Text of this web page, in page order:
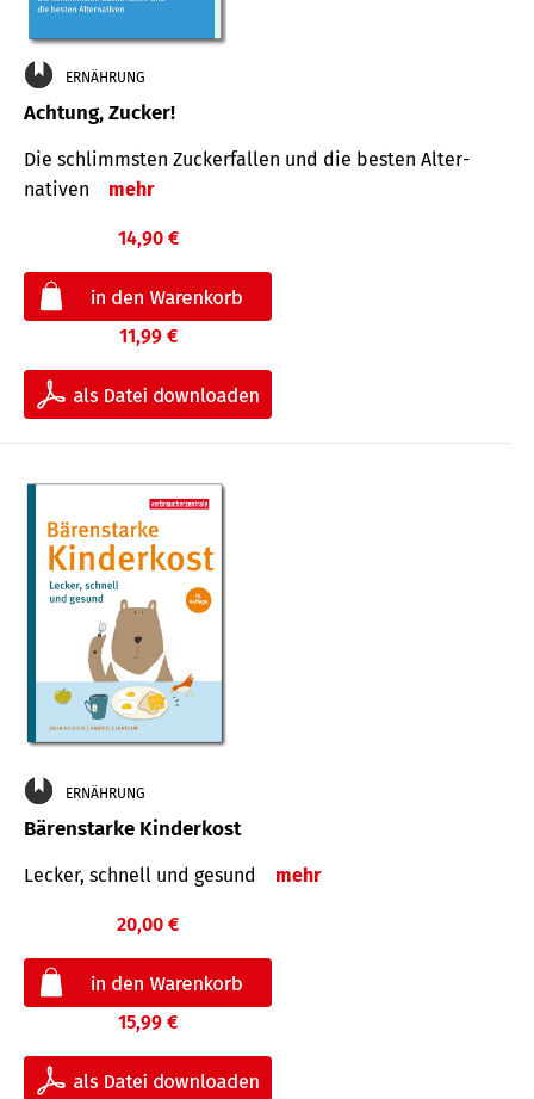
ERNÄHRUNG
Achtung, Zucker!
Die schlimmsten Zucker­fallen und die besten Alter­
nativen
mehr
14,90 €
11,99 €
ERNÄHRUNG
Bärenstarke Kinderkost
Lecker, schnell und gesund mehr
20,00 €
15,99 €